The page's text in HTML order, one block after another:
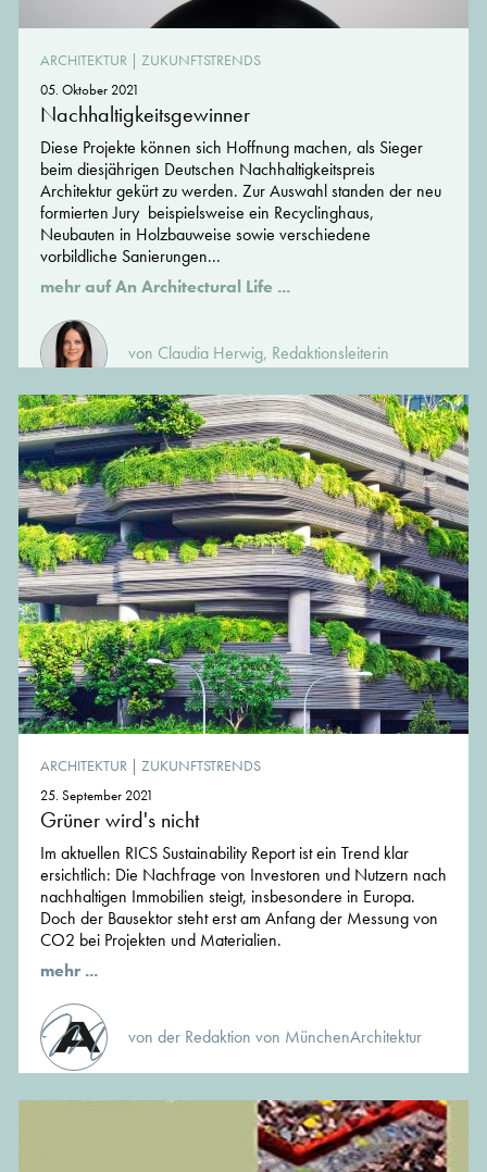
ARCHITEKTUR | ZUKUNFTSTRENDS
05. Oktober 2021
Nachhaltigkeitsgewinner
Diese Projekte können sich Hoffnung machen, als Sieger
beim diesjährigen Deutschen Nachhaltigkeitspreis
Architektur gekürt zu werden. Zur Auswahl standen der neu
formierten Jury beispielsweise ein Recyclinghaus,
Neubauten in Holzbauweise sowie verschiedene
vorbildliche Sanierungen...
mehr auf An Architectural Life ...
von Claudia Herwig, Redaktionsleiterin
ARCHITEKTUR | ZUKUNFTSTRENDS
25. September 2021
Grüner wird's nicht
Im aktuellen RICS Sustainability Report ist ein Trend klar
ersichtlich: Die Nachfrage von Investoren und Nutzern nach
nachhaltigen Immobilien steigt, insbesondere in Europa.
Doch der Bausektor steht erst am Anfang der Messung von
CO2 bei Projekten und Materialien.
mehr ...
von der Redaktion von MünchenArchitektur